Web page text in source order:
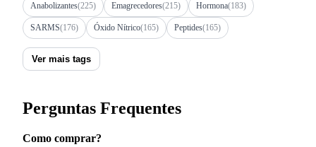
Anabolizantes(225) Emagrecedores(215) Hormona(183)
SARMS(176) Óxido Nítrico(165) Peptides(165)
Ver mais tags
Perguntas Frequentes
Como comprar?